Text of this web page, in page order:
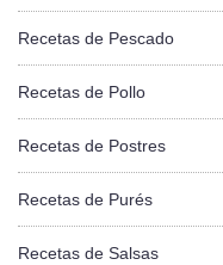
Recetas de Pescado
Recetas de Pollo
Recetas de Postres
Recetas de Purés
Recetas de Salsas